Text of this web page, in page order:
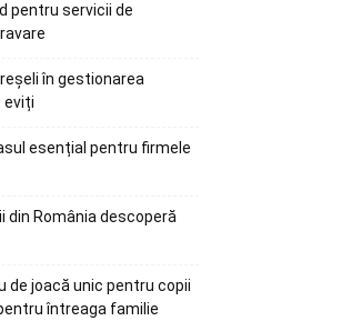
pentru servicii de
în gestionarea
eviți
esențial pentru firmele
din România descoperă
de joacă unic pentru copii
întreaga familie